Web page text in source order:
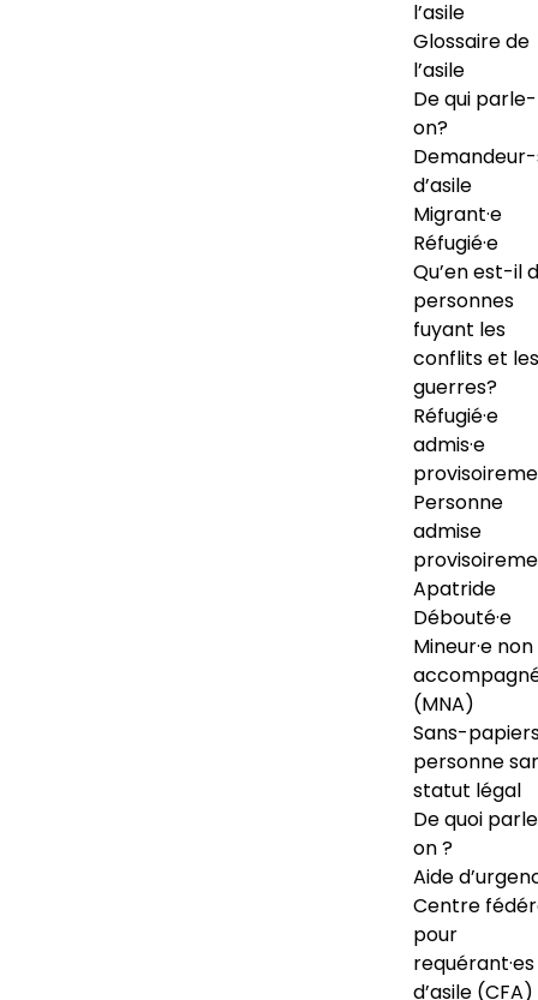
l’asile
Glossaire de
l’asile
De qui
on?
d’asile
Migrant·e
Réfugié·e
Qu’en est-il
personnes
fuyant les
conflits et les
guerres?
Réfugié·e
admis·e
Personne
admise
Apatride
Débouté·e
Mineur·e non
(MNA)
Sans-
personne
statut légal
De quoi
on ?
Aide
Centre
pour
requérant·es
d’asile (CFA)